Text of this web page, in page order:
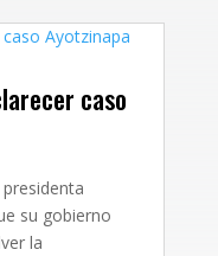
caso
su gobierno
la